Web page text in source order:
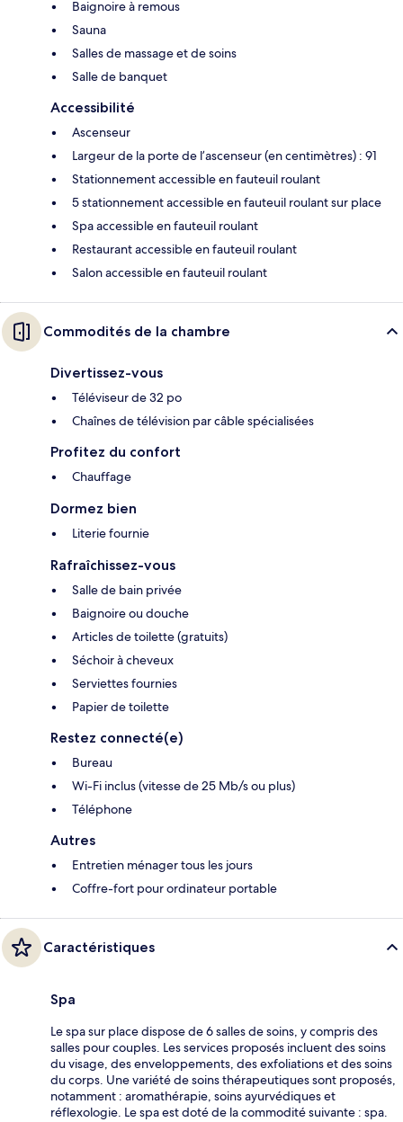
Baignoire à remous
Sauna
Salles de massage et de soins
Salle de banquet
Accessibilité
Ascenseur
Largeur de la porte de l’ascenseur (en centimètres) : 91
Stationnement accessible en fauteuil roulant
5 stationnement accessible en fauteuil roulant sur place
Spa accessible en fauteuil roulant
Restaurant accessible en fauteuil roulant
Salon accessible en fauteuil roulant
Commodités de la chambre
Divertissez-vous
Téléviseur de 32 po
Chaînes de télévision par câble spécialisées
Profitez du confort
Chauffage
Dormez bien
Literie fournie
Rafraîchissez-vous
Salle de bain privée
Baignoire ou douche
Articles de toilette (gratuits)
Séchoir à cheveux
Serviettes fournies
Papier de toilette
Restez connecté(e)
Bureau
Wi-Fi inclus (vitesse de 25 Mb/s ou plus)
Téléphone
Autres
Entretien ménager tous les jours
Coffre-fort pour ordinateur portable
Caractéristiques
Spa
Le spa sur place dispose de 6 salles de soins, y compris des
salles pour couples. Les services proposés incluent des soins
du visage, des enveloppements, des exfoliations et des soins
du corps. Une variété de soins thérapeutiques sont proposés,
notamment : aromathérapie, soins ayurvédiques et
réflexologie. Le spa est doté de la commodité suivante : spa.